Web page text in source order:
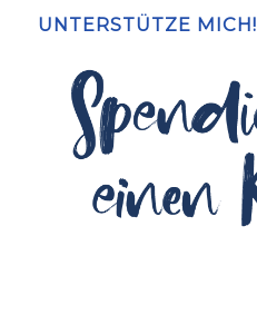
UNTERSTÜTZE MICH!